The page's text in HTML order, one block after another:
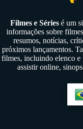
Filmes e Sériesé um
informações sobre
resumos, notícias,
próximos lançamentos.
filmes, incluindo elenco e
assistir online,